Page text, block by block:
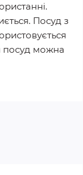
Посуд з
посуд можна